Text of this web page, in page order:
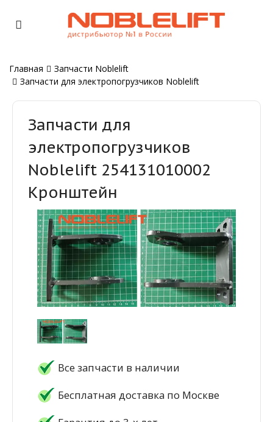
Главная
Запчасти Noblelift
Запчасти для электропогрузчиков Noblelift
Запчасти для
электропогрузчиков
Noblelift 254131010002
Кронштейн
Все запчасти в наличии
Бесплатная доставка по Москве